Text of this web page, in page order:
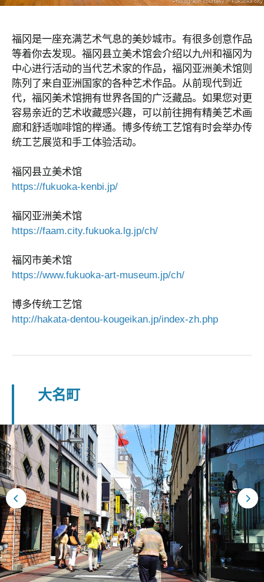
福冈是一座充满艺术气息的美妙城市。有很多创意作品
等着你去发现。福冈县立美术馆会介绍以九州和福冈为
中心进行活动的当代艺术家的作品，福冈亚洲美术馆则
陈列了来自亚洲国家的各种艺术作品。从前现代到近
代，福冈美术馆拥有世界各国的广泛藏品。如果您对更
容易亲近的艺术收藏感兴趣，可以前往拥有精美艺术画
廊和舒适咖啡馆的榉通。博多传统工艺馆有时会举办传
统工艺展览和手工体验活动。
福冈县立美术馆
https://fukuoka-kenbi.jp/
福冈亚洲美术馆
https://faam.city.fukuoka.lg.jp/ch/
福冈市美术馆
https://www.fukuoka-art-museum.jp/ch/
博多传统工艺馆
http://hakata-dentou-kougeikan.jp/index-zh.php
大名町